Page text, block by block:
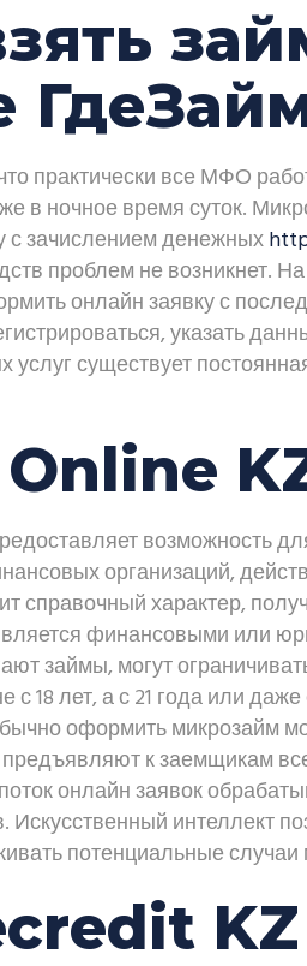
практически все МФО
в ночное время суток.
с зачислением денежных
проблем не возникнет.
онлайн заявку с
указать
существует
возможность
организаций,
справочный характер,
финансовыми или
займы, могут
с 18 лет, а с 21 года или
оформить микрозайм
к заемщикам
онлайн заявок
Искусственный интеллект
потенциальные
KZ